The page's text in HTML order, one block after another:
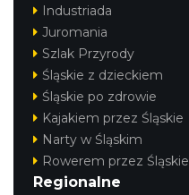
Industriada
Juromania
Szlak Przyrody
Śląskie z dzieckiem
Śląskie po zdrowie
Kajakiem przez Śląskie
Narty w Śląskim
Rowerem przez Śląskie
Regionalne